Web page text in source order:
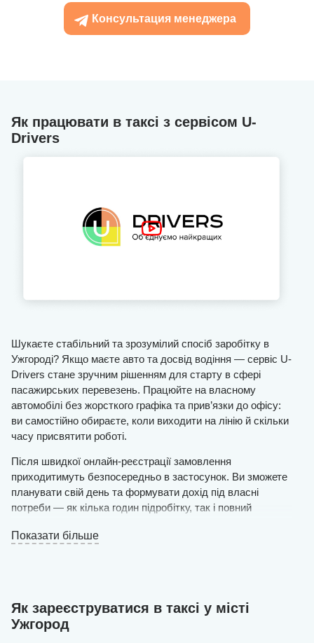
Консультация менеджера
Як працювати в таксі з сервісом U-
Drivers
Шукаєте стабільний та зрозумілий спосіб заробітку в
Ужгороді? Якщо маєте авто та досвід водіння — сервіс U-
Drivers стане зручним рішенням для старту в сфері
пасажирських перевезень. Працюйте на власному
автомобілі без жорсткого графіка та прив’язки до офісу:
ви самостійно обираєте, коли виходити на лінію й скільки
часу присвятити роботі.
Після швидкої онлайн-реєстрації замовлення
приходитимуть безпосередньо в застосунок. Ви зможете
планувати свій день та формувати дохід під власні
потреби — як кілька годин підробітку, так і повний
Вимоги прості: автомобіль з українською реєстрацією,
Залиште заявку на сайті — і вже того ж дня, після
схвалення, зможете виїхати на маршрут. Наші
спеціалісти самостійно створять акаунт водія, внесуть
Показати більше
Як зареєструватися в таксі у місті
Ужгород